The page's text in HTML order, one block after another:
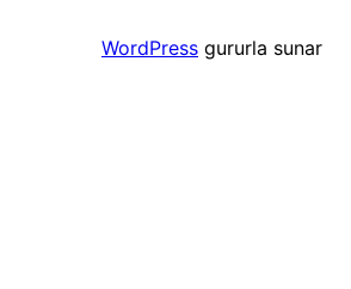
WordPress gururla sunar